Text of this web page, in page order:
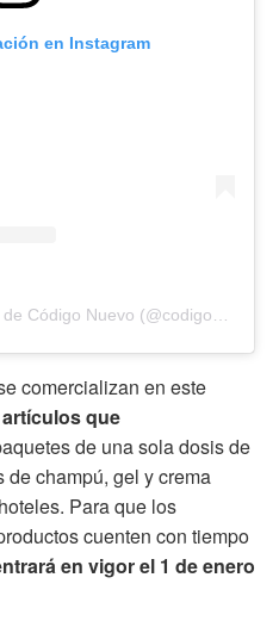
en Instagram
comercializan en este
artículos que
de una sola dosis de
champú, gel y crema
Para que los
cuenten con tiempo
en vigor el 1 de enero